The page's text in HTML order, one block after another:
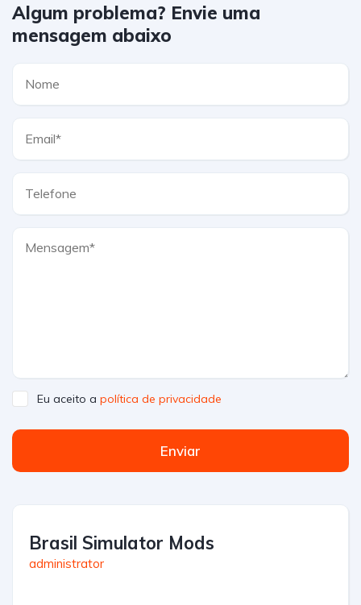
Algum problema? Envie uma
mensagem abaixo
Eu aceito a política de privacidade
Enviar
Brasil Simulator Mods
administrator